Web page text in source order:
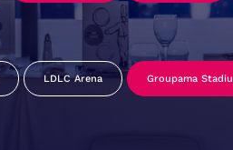
LDLC Arena Groupama